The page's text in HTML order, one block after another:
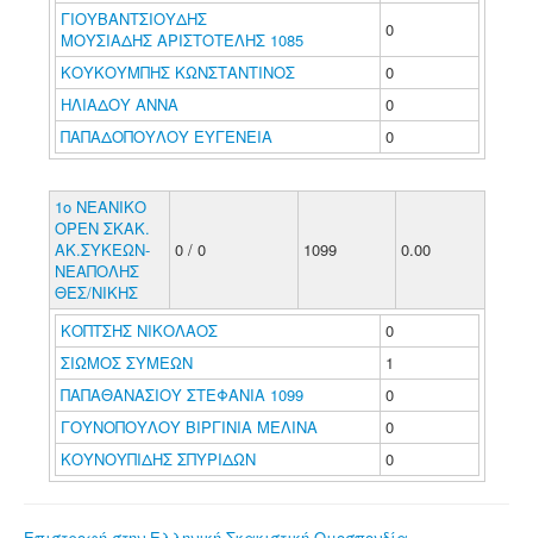
ΓΙΟΥΒΑΝΤΣΙΟΥΔΗΣ
ΜΟΥΣΙΑΔΗΣ ΑΡΙΣΤΟΤΕΛΗΣ 1085
0
ΚΟΥΚΟΥΜΠΗΣ ΚΩΝΣΤΑΝΤΙΝΟΣ
0
ΗΛΙΑΔΟΥ ΑΝΝΑ
0
ΠΑΠΑΔΟΠΟΥΛΟΥ ΕΥΓΕΝΕΙΑ
0
1ο ΝΕΑΝΙΚΟ
ΟΡΕΝ ΣΚΑΚ.
ΑΚ.ΣΥΚΕΩΝ-
ΝΕΑΠΟΛΗΣ
ΘΕΣ/ΝΙΚΗΣ
0 / 0 1099 0.00
ΚΟΠΤΣΗΣ ΝΙΚΟΛΑΟΣ
0
ΣΙΩΜΟΣ ΣΥΜΕΩΝ
1
ΠΑΠΑΘΑΝΑΣΙΟΥ ΣΤΕΦΑΝΙΑ 1099
0
ΓΟΥΝΟΠΟΥΛΟΥ ΒΙΡΓΙΝΙΑ ΜΕΛΙΝΑ
0
ΚΟΥΝΟΥΠΙΔΗΣ ΣΠΥΡΙΔΩΝ
0